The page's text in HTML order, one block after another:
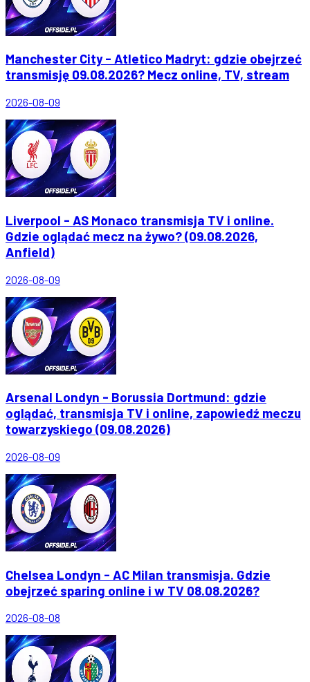
Manchester City - Atletico Madryt: gdzie obejrzeć
transmisję 09.08.2026? Mecz online, TV, stream
2026-08-09
Liverpool - AS Monaco transmisja TV i online.
Gdzie oglądać mecz na żywo? (09.08.2026,
Anfield)
2026-08-09
Arsenal Londyn - Borussia Dortmund: gdzie
oglądać, transmisja TV i online, zapowiedź meczu
towarzyskiego (09.08.2026)
2026-08-09
Chelsea Londyn - AC Milan transmisja. Gdzie
obejrzeć sparing online i w TV 08.08.2026?
2026-08-08